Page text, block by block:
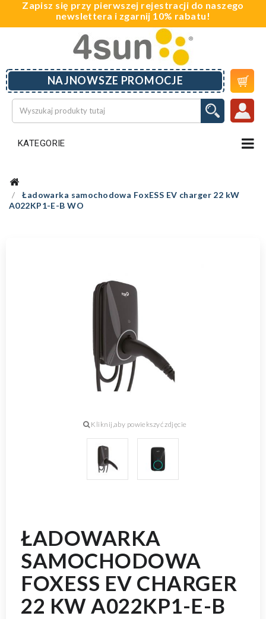
Zapisz się przy pierwszej rejestracji do naszego
newslettera i zgarnij 10% rabatu!
KATEGORIE
NAJNOWSZE PROMOCJE 
Ładowarka samochodowa FoxESS EV charger 22 kW
A022KP1-E-B WO
ŁADOWARKA
SAMOCHODOWA
FOXESS EV CHARGER
22 KW A022KP1-E-B